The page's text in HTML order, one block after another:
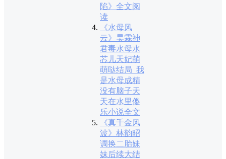
陷》全文阅
读
《水母风
云》昊霖神
君毒水母水
芯儿天妃萌
萌哒结局_我
是水母成精
没有脑子天
天在水里傻
乐小说全文
《真千金风
波》林韵昭
调换二胎妹
妹后续大结